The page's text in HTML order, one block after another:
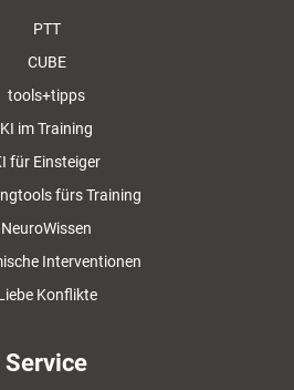
PTT
CUBE
tools+tipps
KI im Training
für Einsteiger
fürs Training
NeuroWissen
Interventionen
Konflikte
Service